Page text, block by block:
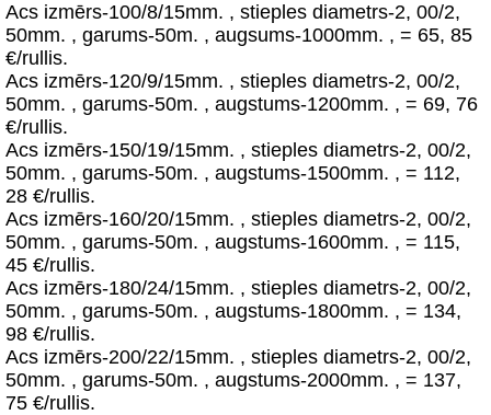
Acs izmērs-100/8/15mm. , stieples diametrs-2, 00/2,
50mm. , garums-50m. , augsums-1000mm. , = 65, 85
€/rullis.
Acs izmērs-120/9/15mm. , stieples diametrs-2, 00/2,
50mm. , garums-50m. , augstums-1200mm. , = 69, 76
€/rullis.
Acs izmērs-150/19/15mm. , stieples diametrs-2, 00/2,
50mm. , garums-50m. , augstums-1500mm. , = 112,
28 €/rullis.
Acs izmērs-160/20/15mm. , stieples diametrs-2, 00/2,
50mm. , garums-50m. , augstums-1600mm. , = 115,
45 €/rullis.
Acs izmērs-180/24/15mm. , stieples diametrs-2, 00/2,
50mm. , garums-50m. , augstums-1800mm. , = 134,
98 €/rullis.
Acs izmērs-200/22/15mm. , stieples diametrs-2, 00/2,
50mm. , garums-50m. , augstums-2000mm. , = 137,
75 €/rullis.